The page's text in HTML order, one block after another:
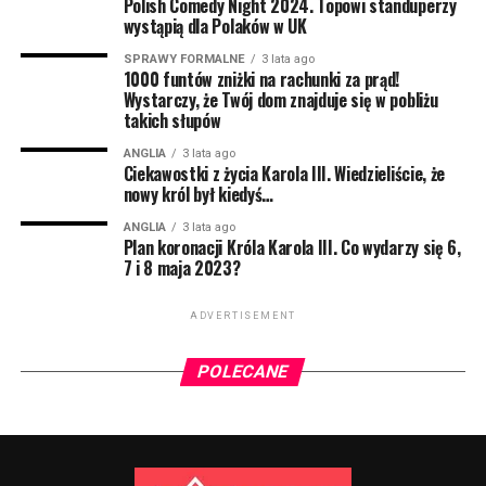
zapłacić za receptę. Teraz to się zmienia.
Za całoroczny zapas zapłacimy dokładnie 18 funtów i
70 pensów. O taką możliwość można aplikować online
lub udać się do najbliższej apteki.
– To ogromny krok dla wielu pań na Wyspach, ich
zdrowie i dobre samopoczucie powinno być
priorytetem. Teraz będą mogły sobie ulżyć bez
martwienia się o koszty – mówi Dame Lesley Regan,
Women’s Health Ambassador w UK.
prawdopodobnie się zwiększy.
przeczytacie na oficjalnej stronie NHS –dostępnej
Polish Comedy Night 2024. Topowi standuperzy
wystąpią dla Polaków w UK
SPRAWY FORMALNE 3 lata ago
1000 funtów zniżki na rachunki za prąd!
Wystarczy, że Twój dom znajduje się w pobliżu
takich słupów
ANGLIA 3 lata ago
Ciekawostki z życia Karola III. Wiedzieliście, że
nowy król był kiedyś…
ANGLIA 3 lata ago
Plan koronacji Króla Karola III. Co wydarzy się 6,
7 i 8 maja 2023?
ADVERTISEMENT
POLECANE